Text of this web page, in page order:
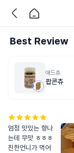
Best Review
애드츄
팝콘츄
엄청 맛있는 향나
는데 무맛 ㅎㅎㅎ
친한언니가 먹어